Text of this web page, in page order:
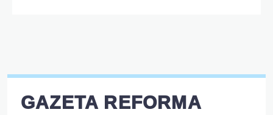
GAZETA REFORMA